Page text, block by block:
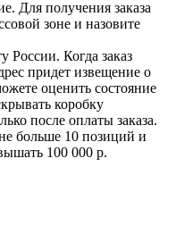
Для получения заказа
зоне и назовите
России. Когда заказ
придет извещение о
оценить состояние
коробку
после оплаты заказа.
больше 10 позиций и
100 000 р.